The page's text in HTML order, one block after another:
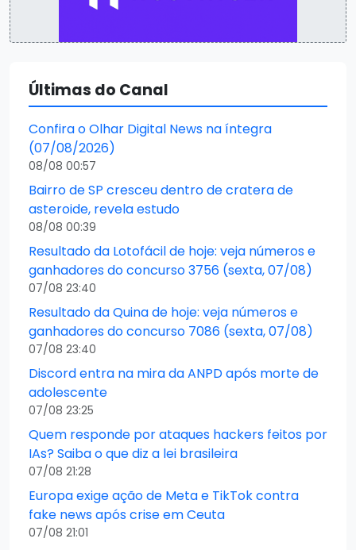
Últimas do Canal
Confira o Olhar Digital News na íntegra
(07/08/2026)
08/08 00:57
Bairro de SP cresceu dentro de cratera de
asteroide, revela estudo
08/08 00:39
Resultado da Lotofácil de hoje: veja números e
ganhadores do concurso 3756 (sexta, 07/08)
07/08 23:40
Resultado da Quina de hoje: veja números e
ganhadores do concurso 7086 (sexta, 07/08)
07/08 23:40
Discord entra na mira da ANPD após morte de
adolescente
07/08 23:25
Quem responde por ataques hackers feitos por
IAs? Saiba o que diz a lei brasileira
07/08 21:28
Europa exige ação de Meta e TikTok contra
fake news após crise em Ceuta
07/08 21:01